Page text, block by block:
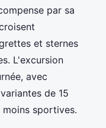
par sa
et sternes
L'excursion
avec
de 15
sportives.